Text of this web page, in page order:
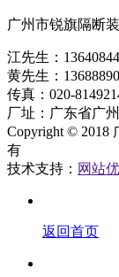
广州市锐旗隔断
江先生：
黄先生：
传真：020-
厂址：广东省广
Copyright © 2018
有
技术支持： 网站
返回首页